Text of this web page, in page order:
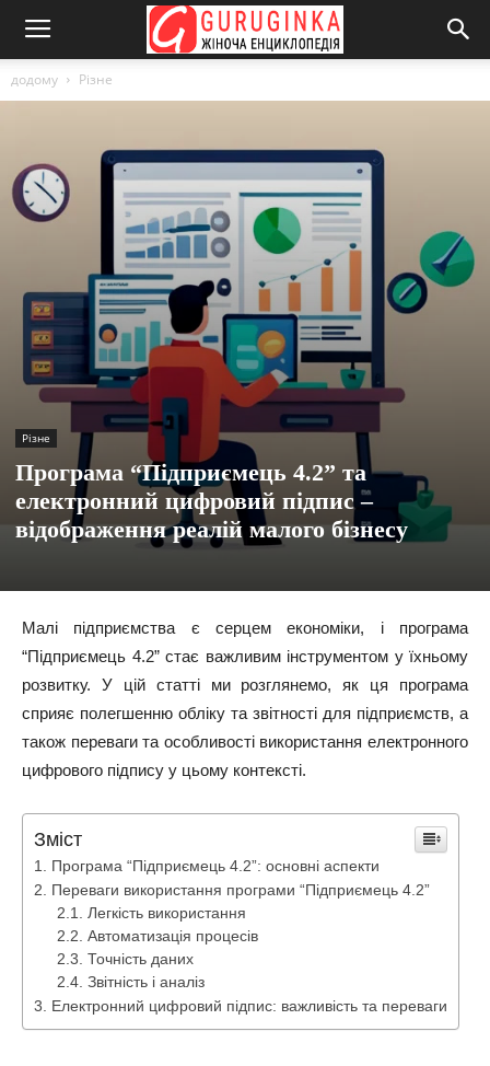
додому Різне
Різне
Програма “Підприємець 4.2” та
електронний цифровий підпис –
відображення реалій малого бізнесу
Малі підприємства є серцем економіки, і програма
“Підприємець 4.2” стає важливим інструментом у їхньому
розвитку. У цій статті ми розглянемо, як ця програма
сприяє полегшенню обліку та звітності для підприємств, а
також переваги та особливості використання електронного
цифрового підпису у цьому контексті.
Зміст
Програма “Підприємець 4.2”: основні аспекти
Переваги використання програми “Підприємець 4.2”
Легкість використання
Автоматизація процесів
Точність даних
Звітність і аналіз
Електронний цифровий підпис: важливість та переваги